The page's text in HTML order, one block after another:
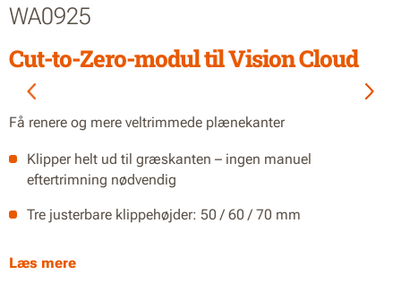
WA0925
Cut-to-Zero-modul til Vision Cloud
Få renere og mere veltrimmede plænekanter
Klipper helt ud til græskanten – ingen manuel
eftertrimning nødvendig
Tre justerbare klippehøjder: 50 / 60 / 70 mm
Læs mere